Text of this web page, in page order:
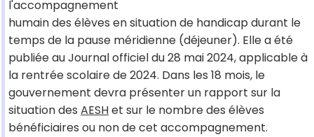
l'accompagnement
humain des élèves en situation de handicap durant le
temps de la pause méridienne (déjeuner). Elle a été
publiée au Journal officiel du 28 mai 2024, applicable à
la rentrée scolaire de 2024. Dans les 18 mois, le
gouvernement devra présenter un rapport sur la
situation des AESHet sur le nombre des élèves
bénéficiaires ou non de cet accompagnement.